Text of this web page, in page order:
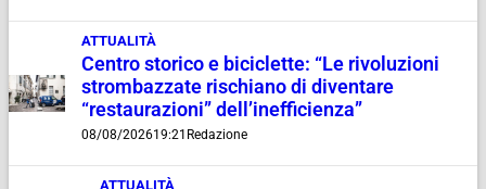
ATTUALITÀ
Centro storico e biciclette: “Le rivoluzioni
strombazzate rischiano di diventare
“restaurazioni” dell’inefficienza”
08/08/202619:21 Redazione
ATTUALITÀ